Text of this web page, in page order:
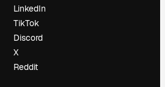
LinkedIn
TikTok
Discord
X
Reddit